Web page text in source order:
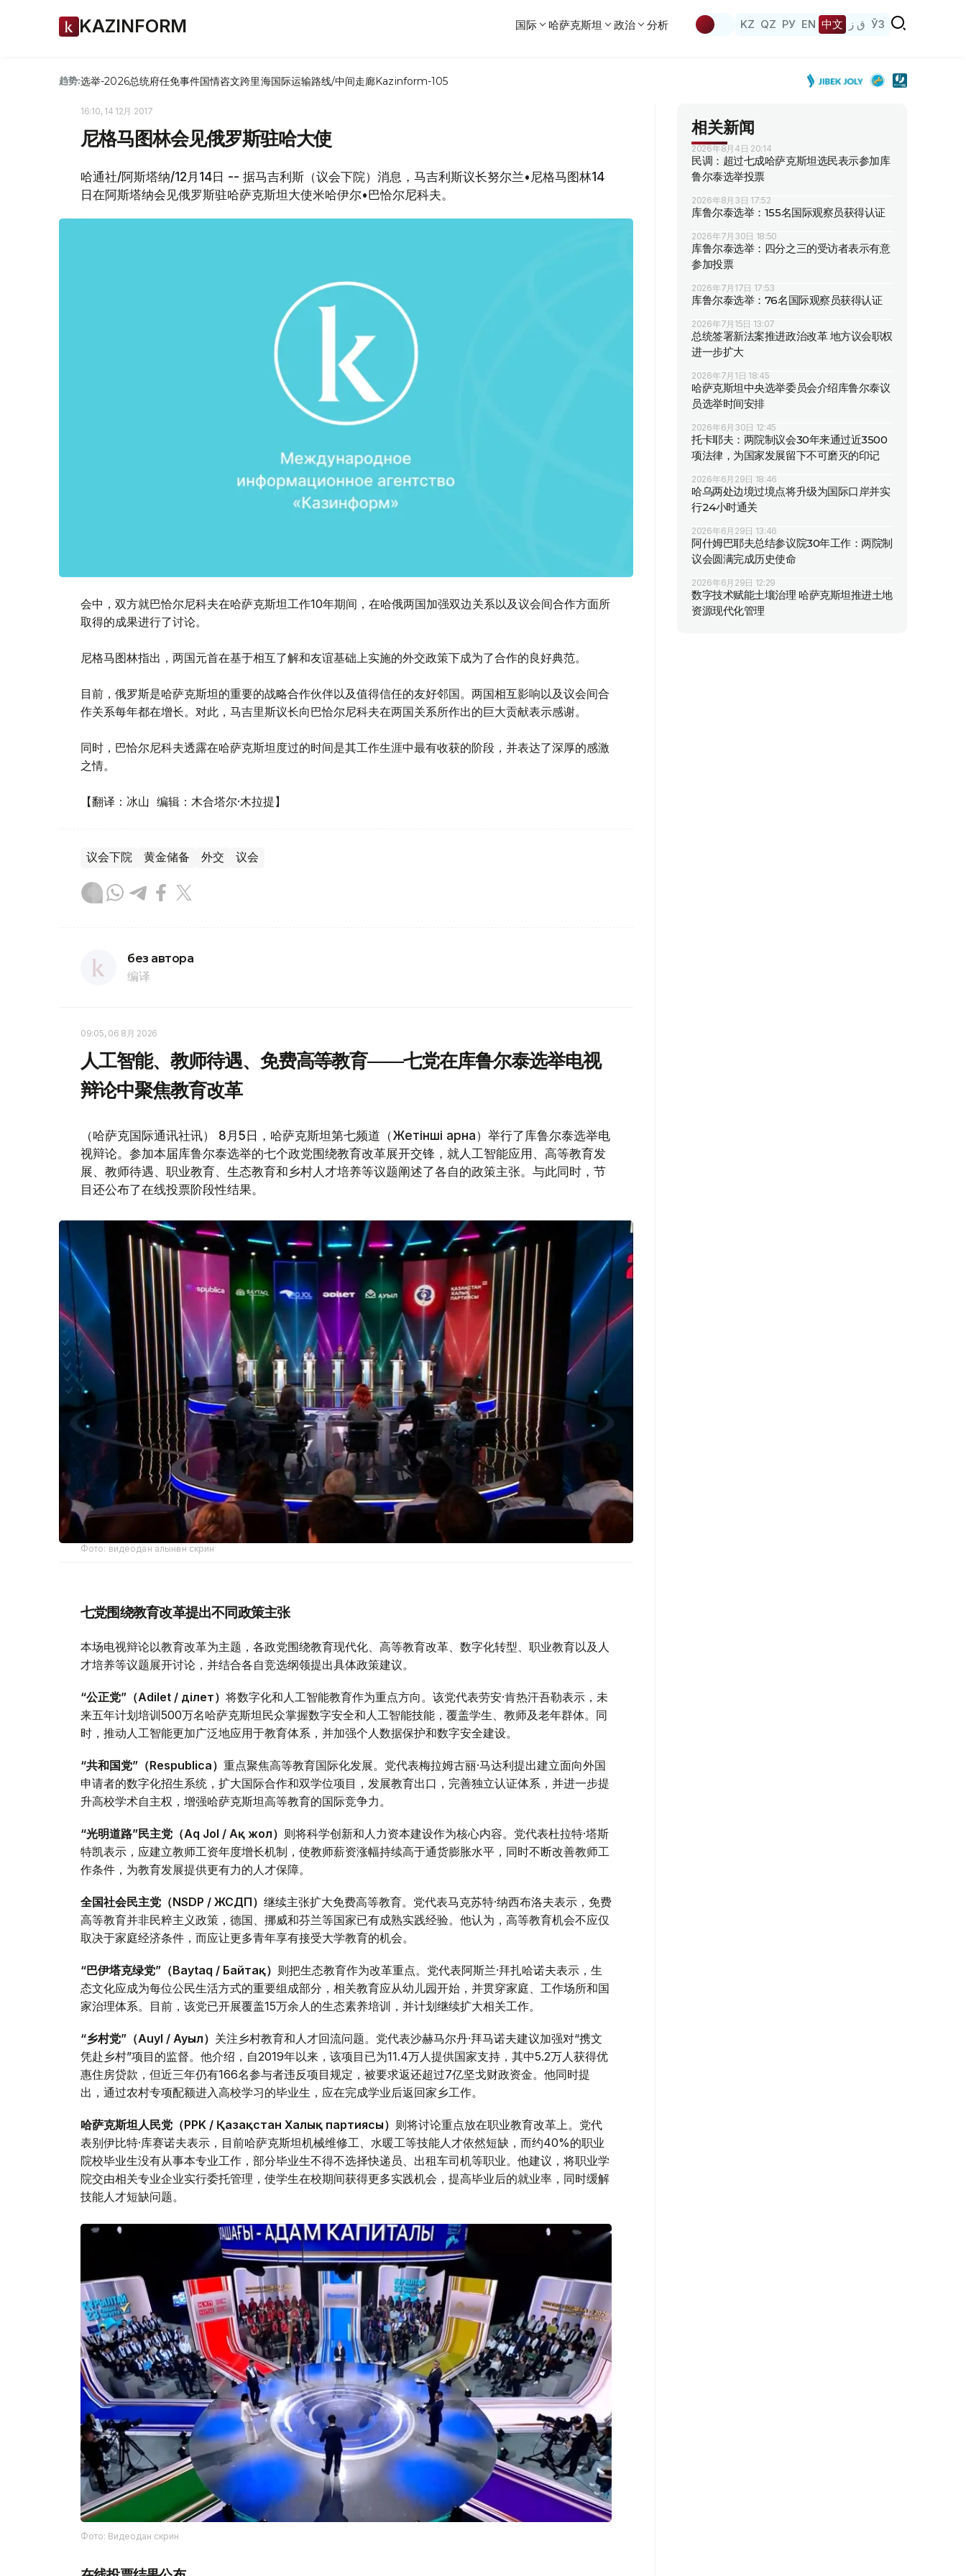
KAZINFORM 国际 哈萨克斯坦 政治 分析 KZ QZ РУ EN 中文 ق ز ЎЗ
趋势:选举-2026总统府任免事件国情咨文跨里海国际运输路线/中间走廊Kazinform-105
16:10, 14 12月 2017
尼格马图林会见俄罗斯驻哈大使
哈通社/阿斯塔纳/12月14日 -- 据马吉利斯（议会下院）消息，马吉利斯议长努尔兰•尼格马图林14
日在阿斯塔纳会见俄罗斯驻哈萨克斯坦大使米哈伊尔•巴恰尔尼科夫。
会中，双方就巴恰尔尼科夫在哈萨克斯坦工作10年期间，在哈俄两国加强双边关系以及议会间合作方面所
取得的成果进行了讨论。
尼格马图林指出，两国元首在基于相互了解和友谊基础上实施的外交政策下成为了合作的良好典范。
目前，俄罗斯是哈萨克斯坦的重要的战略合作伙伴以及值得信任的友好邻国。两国相互影响以及议会间合
作关系每年都在增长。对此，马吉里斯议长向巴恰尔尼科夫在两国关系所作出的巨大贡献表示感谢。
同时，巴恰尔尼科夫透露在哈萨克斯坦度过的时间是其工作生涯中最有收获的阶段，并表达了深厚的感激
之情。
【翻译：冰山 编辑：木合塔尔·木拉提】
议会下院 黄金储备 外交 议会
без автора
编译
09:05, 06 8月 2026
人工智能、教师待遇、免费高等教育——七党在库鲁尔泰选举电视
辩论中聚焦教育改革
（哈萨克国际通讯社讯） 8月5日，哈萨克斯坦第七频道（Жетінші арна）举行了库鲁尔泰选举电
视辩论。参加本届库鲁尔泰选举的七个政党围绕教育改革展开交锋，就人工智能应用、高等教育发
展、教师待遇、职业教育、生态教育和乡村人才培养等议题阐述了各自的政策主张。与此同时，节
目还公布了在线投票阶段性结果。
Фото: видеодан алынған скрин
七党围绕教育改革提出不同政策主张
本场电视辩论以教育改革为主题，各政党围绕教育现代化、高等教育改革、数字化转型、职业教育以及人
才培养等议题展开讨论，并结合各自竞选纲领提出具体政策建议。
“公正党”（Adilet / Әділет） 将数字化和人工智能教育作为重点方向。该党代表劳安·肯热汗吾勒表示，未
来五年计划培训500万名哈萨克斯坦民众掌握数字安全和人工智能技能，覆盖学生、教师及老年群体。同
时，推动人工智能更加广泛地应用于教育体系，并加强个人数据保护和数字安全建设。
“共和国党”（Respublica） 重点聚焦高等教育国际化发展。党代表梅拉姆古丽·马达利提出建立面向外国
申请者的数字化招生系统，扩大国际合作和双学位项目，发展教育出口，完善独立认证体系，并进一步提
升高校学术自主权，增强哈萨克斯坦高等教育的国际竞争力。
“光明道路”民主党（Aq Jol / Ақ жол） 则将科学创新和人力资本建设作为核心内容。党代表杜拉特·塔斯
特凯表示，应建立教师工资年度增长机制，使教师薪资涨幅持续高于通货膨胀水平，同时不断改善教师工
作条件，为教育发展提供更有力的人才保障。
全国社会民主党（NSDP / ЖСДП） 继续主张扩大免费高等教育。党代表马克苏特·纳西布洛夫表示，免费
高等教育并非民粹主义政策，德国、挪威和芬兰等国家已有成熟实践经验。他认为，高等教育机会不应仅
取决于家庭经济条件，而应让更多青年享有接受大学教育的机会。
“巴伊塔克绿党”（Baytaq / Байтақ） 则把生态教育作为改革重点。党代表阿斯兰·拜扎哈诺夫表示，生
态文化应成为每位公民生活方式的重要组成部分，相关教育应从幼儿园开始，并贯穿家庭、工作场所和国
家治理体系。目前，该党已开展覆盖15万余人的生态素养培训，并计划继续扩大相关工作。
“乡村党”（Auyl / Ауыл） 关注乡村教育和人才回流问题。党代表沙赫马尔丹·拜马诺夫建议加强对“携文
凭赴乡村”项目的监督。他介绍，自2019年以来，该项目已为11.4万人提供国家支持，其中5.2万人获得优
惠住房贷款，但近三年仍有166名参与者违反项目规定，被要求返还超过7亿坚戈财政资金。他同时提
出，通过农村专项配额进入高校学习的毕业生，应在完成学业后返回家乡工作。
哈萨克斯坦人民党（PPK / Қазақстан Халық партиясы） 则将讨论重点放在职业教育改革上。党代
表别伊比特·库赛诺夫表示，目前哈萨克斯坦机械维修工、水暖工等技能人才依然短缺，而约40%的职业
院校毕业生没有从事本专业工作，部分毕业生不得不选择快递员、出租车司机等职业。他建议，将职业学
院交由相关专业企业实行委托管理，使学生在校期间获得更多实践机会，提高毕业后的就业率，同时缓解
技能人才短缺问题。
Фото: Видеодан скрин
相关新闻
2026年8月4日 20:14
民调：超过七成哈萨克斯坦选民表示参加库
鲁尔泰选举投票
2026年8月3日 17:52
库鲁尔泰选举：155名国际观察员获得认证
2026年7月30日 18:50
库鲁尔泰选举：四分之三的受访者表示有意
参加投票
2026年7月17日 17:53
库鲁尔泰选举：76名国际观察员获得认证
2026年7月15日 13:07
总统签署新法案推进政治改革 地方议会职权
进一步扩大
2026年7月1日 18:45
哈萨克斯坦中央选举委员会介绍库鲁尔泰议
员选举时间安排
2026年6月30日 12:45
托卡耶夫：两院制议会30年来通过近3500
项法律，为国家发展留下不可磨灭的印记
2026年6月29日 18:46
哈乌两处边境过境点将升级为国际口岸并实
行24小时通关
2026年6月29日 13:46
阿什姆巴耶夫总结参议院30年工作：两院制
议会圆满完成历史使命
2026年6月29日 12:29
数字技术赋能土壤治理 哈萨克斯坦推进土地
资源现代化管理